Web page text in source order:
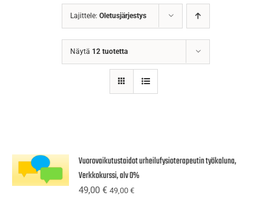
Lajittele: Oletusjärjestys
Näytä 12 tuotetta
Vuorovaikutustaidot urheilufysioterapeutin työkaluna,
Verkkokurssi, alv 0%
49,00€ 49,00€